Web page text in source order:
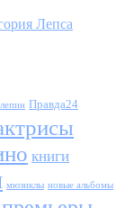
Лепса
Правда24
книги
мюзиклы новые альбомы